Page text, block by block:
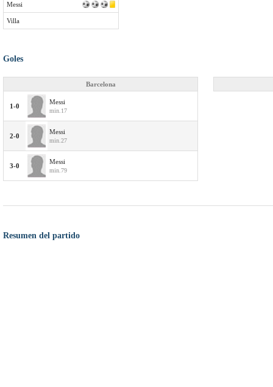
Messi
Villa
Goles
Barcelona
1-0
Messi
min.17
2-0
Messi
min.27
3-0
Messi
min.79
Resumen del partido